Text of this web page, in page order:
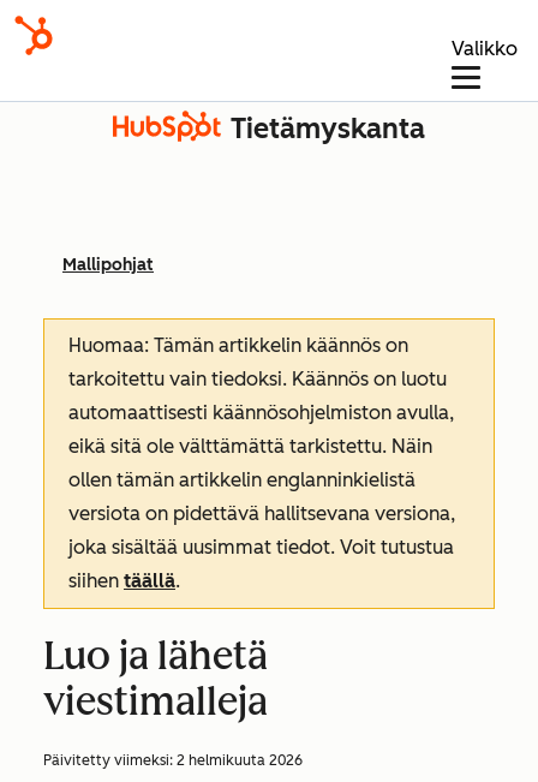
Valikko
Tietämyskanta
Mallipohjat
Huomaa: Tämän artikkelin käännös on
tarkoitettu vain tiedoksi. Käännös on luotu
automaattisesti käännösohjelmiston avulla,
eikä sitä ole välttämättä tarkistettu. Näin
ollen tämän artikkelin englanninkielistä
versiota on pidettävä hallitsevana versiona,
joka sisältää uusimmat tiedot. Voit tutustua
siihen täällä.
Luo ja lähetä
viestimalleja
Päivitetty viimeksi: 2 helmikuuta 2026